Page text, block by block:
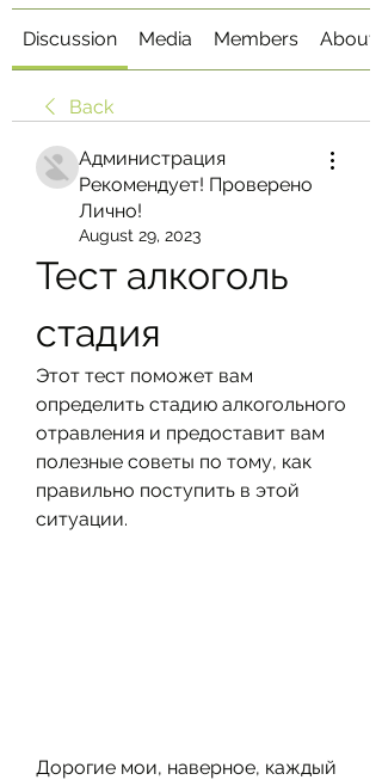
Discussion Media Members About
Back
Администрация
Рекомендует! Проверено
Лично!
August 29, 2023
Тест алкоголь
стадия
Этот тест поможет вам
определить стадию алкогольного
отравления и предоставит вам
полезные советы по тому, как
правильно поступить в этой
ситуации.
Дорогие мои, наверное, каждый